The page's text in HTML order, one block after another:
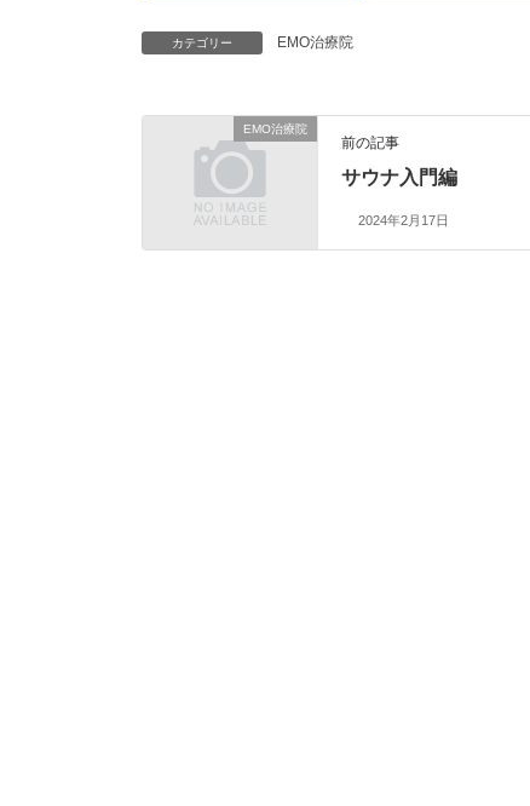
カテゴリー EMO治療院
EMO治療院
前の記事
サウナ入門編
2024年2月17日